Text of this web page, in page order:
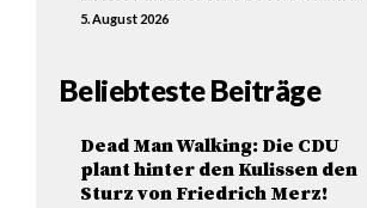
5. August 2026
Beliebteste Beiträge
Dead Man Walking: Die CDU
plant hinter den Kulissen den
Sturz von Friedrich Merz!